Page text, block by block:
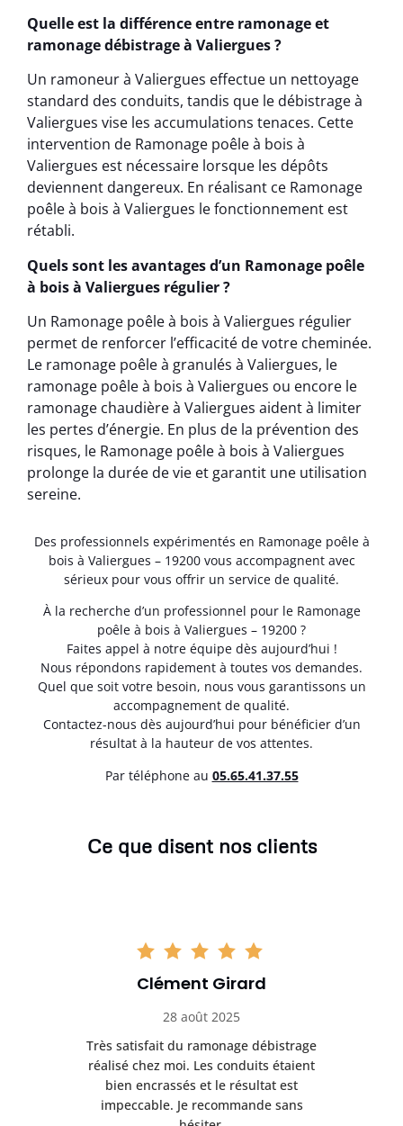
Quelle est la différence entre ramonage et
ramonage débistrage à Valiergues ?
Un ramoneur à Valiergues effectue un nettoyage
standard des conduits, tandis que le débistrage à
Valiergues vise les accumulations tenaces. Cette
intervention de Ramonage poêle à bois à
Valiergues est nécessaire lorsque les dépôts
deviennent dangereux. En réalisant ce Ramonage
poêle à bois à Valiergues le fonctionnement est
rétabli.
Quels sont les avantages d’un Ramonage poêle
à bois à Valiergues régulier ?
Un Ramonage poêle à bois à Valiergues régulier
permet de renforcer l’efficacité de votre cheminée.
Le ramonage poêle à granulés à Valiergues, le
ramonage poêle à bois à Valiergues ou encore le
ramonage chaudière à Valiergues aident à limiter
les pertes d’énergie. En plus de la prévention des
risques, le Ramonage poêle à bois à Valiergues
prolonge la durée de vie et garantit une utilisation
sereine.
Des professionnels expérimentés en Ramonage poêle à
bois à Valiergues – 19200 vous accompagnent avec
sérieux pour vous offrir un service de qualité.
À la recherche d’un professionnel pour le Ramonage
poêle à bois à Valiergues – 19200 ?
Faites appel à notre équipe dès aujourd’hui !
Nous répondons rapidement à toutes vos demandes.
Quel que soit votre besoin, nous vous garantissons un
accompagnement de qualité.
Contactez-nous dès aujourd’hui pour bénéficier d’un
résultat à la hauteur de vos attentes.
Par téléphone au 05.65.41.37.55
Ce que disent nos clients
Clément Girard
28 août 2025
Très satisfait du ramonage débistrage
réalisé chez moi. Les conduits étaient
bien encrassés et le résultat est
impeccable. Je recommande sans